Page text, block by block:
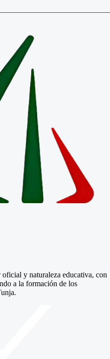
y naturaleza educativa, con
a la formación de los